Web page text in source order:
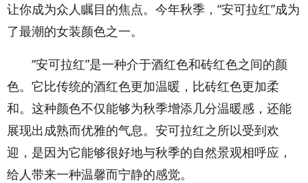
让你成为众人瞩目的焦点。今年秋季，“安可拉红”成为
了最潮的女装颜色之一。
“安可拉红”是一种介于酒红色和砖红色之间的颜
色。它比传统的酒红色更加温暖，比砖红色更加柔
和。这种颜色不仅能够为秋季增添几分温暖感，还能
展现出成熟而优雅的气息。安可拉红之所以受到欢
迎，是因为它能够很好地与秋季的自然景观相呼应，
给人带来一种温馨而宁静的感觉。